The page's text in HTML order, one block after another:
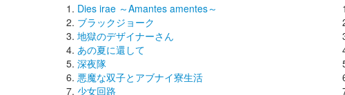
Dies irae ～Amantes amentes～
ブラックジョーク
地獄のデザイナーさん
あの夏に還して
深夜隊
悪魔な双子とアブナイ寮生活
少女回路